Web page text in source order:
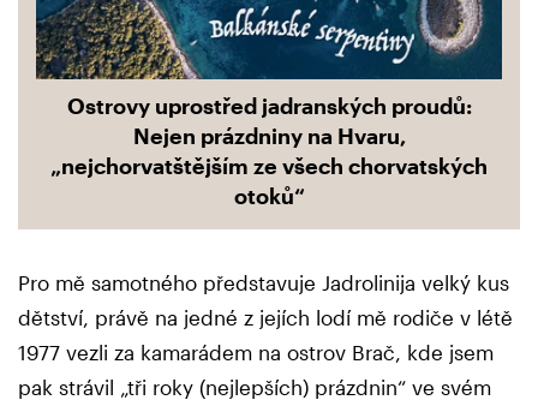
Ostrovy uprostřed jadranských proudů:
Nejen prázdniny na Hvaru,
„nejchorvatštějším ze všech chorvatských
otoků“
Pro mě samotného představuje Jadrolinija velký kus
dětství, právě na jedné z jejích lodí mě rodiče v létě
1977 vezli za kamarádem na ostrov Brač, kde jsem
pak strávil „tři roky (nejlepších) prázdnin“ ve svém